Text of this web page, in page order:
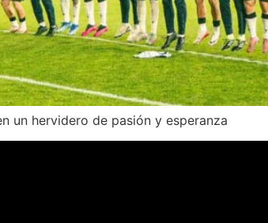
un hervidero de pasión y esperanza